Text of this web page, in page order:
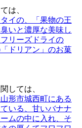
は、
イの、「果物の王
いと濃厚な美味し
リーズドライの
ドリアン」のお菓
しては、
形市城西町にある
いる、甘いバナナ
ムの中に入れ、そ